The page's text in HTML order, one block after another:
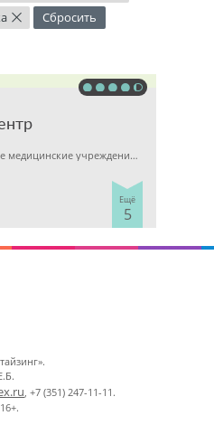
× Сбросить
Детская клиника, Прочие медицинские учреждения, Гинекология
Ещё
5
, +7 (351) 247-11-11.